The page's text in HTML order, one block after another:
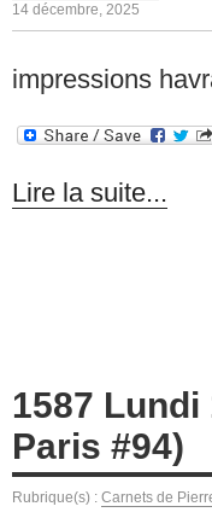
14 décembre, 2025
impressions
Lire la suite...
1587
Paris #94)
Rubrique(s) : Carnets de